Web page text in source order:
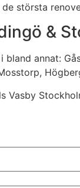
största
&
annat: